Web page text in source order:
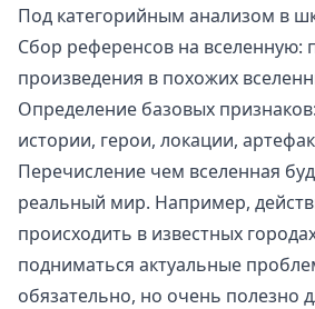
Под категорийным анализом в
Сбор референсов на вселенную:
произведения в похожих
Определение базовых
истории, герои, локации,
Перечисление чем вселенная
реальный мир. Например,
происходить в известных
подниматься актуальные
обязательно, но очень полезно